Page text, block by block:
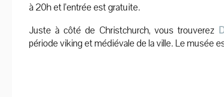
à 20h et l’entrée est gratuite.
Juste à côté de Christchurch, vous trouverez
période viking et médiévale de la ville. Le musée